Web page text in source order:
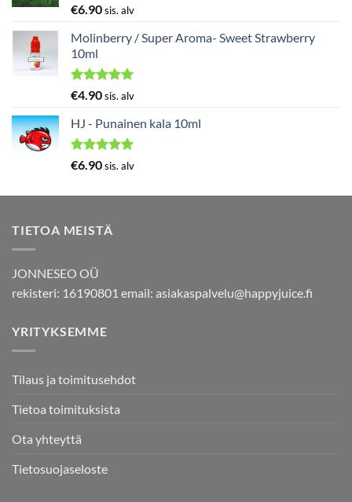
Arvostelu
5.00/ 5
€6.90sis. alv
Molinberry / Super Aroma- Sweet Strawberry
10ml
Arvostelu
5.00
/ 5
€4.90sis. alv
HJ - Punainen kala 10ml
Arvostelu
€6.90sis. alv
TIETOA MEISTÄ
JONNESEO OÜ
rekisteri: 16190801 email: asiakaspalvelu@happyjuice.fi
YRITYKSEMME
Tilaus ja toimitusehdot
Tietoa toimituksista
Ota yhteyttä
Tietosuojaseloste